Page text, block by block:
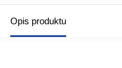
Opis produktu